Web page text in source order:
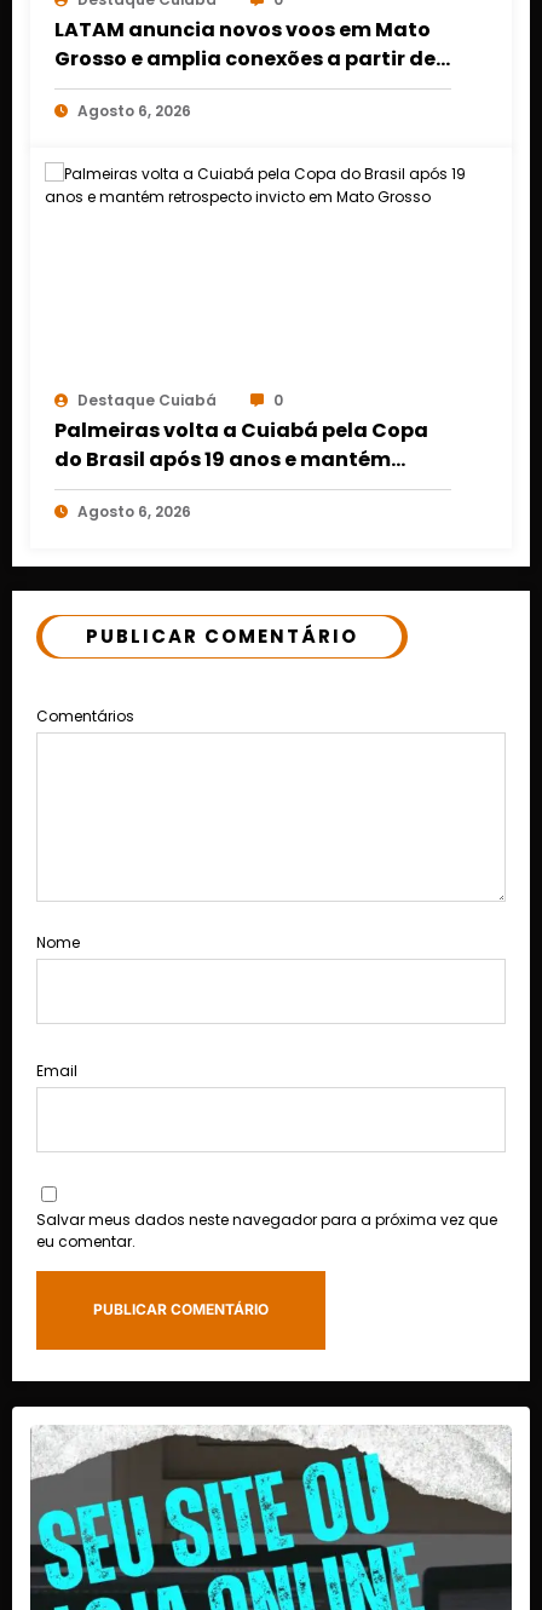
LATAM anuncia novos voos em Mato
Grosso e amplia conexões a partir de
Cuiabá e Rondonópolis
Agosto 6, 2026
Destaque Cuiabá 0
Palmeiras volta a Cuiabá pela Copa
do Brasil após 19 anos e mantém
retrospecto invicto em Mato Grosso
Agosto 6, 2026
PUBLICAR COMENTÁRIO
Comentários
Nome
Email
Salvar meus dados neste navegador para a próxima vez que
eu comentar.